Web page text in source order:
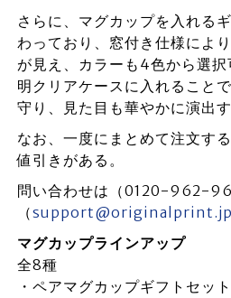
さらに、マグカップを入れる
わっており、窓付き仕様によ
が見え、カラーも4色から選
明クリアケースに入れること
守り、見た目も華やかに演出す
なお、一度にまとめて注文す
値引きがある。
問い合わせは（0120-962-
（support@originalprint.jp
マグカップラインアップ
全8種
・ペアマグカップギフトセッ